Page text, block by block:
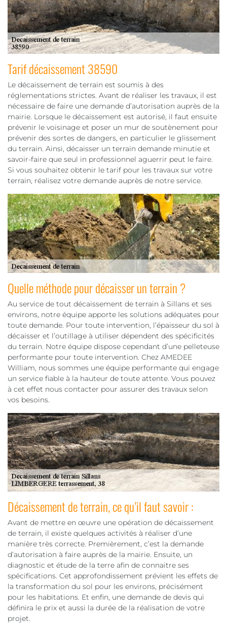
Tarif décaissement 38590
Le décaissement de terrain est soumis à des
réglementations strictes. Avant de réaliser les travaux, il est
nécessaire de faire une demande d’autorisation auprès de la
mairie. Lorsque le décaissement est autorisé, il faut ensuite
prévenir le voisinage et poser un mur de soutènement pour
prévenir des sortes de dangers, en particulier le glissement
du terrain. Ainsi, décaisser un terrain demande minutie et
savoir-faire que seul in professionnel aguerrir peut le faire.
Si vous souhaitez obtenir le tarif pour les travaux sur votre
terrain, réalisez votre demande auprès de notre service.
Quelle méthode pour décaisser un terrain ?
Au service de tout décaissement de terrain à Sillans et ses
environs, notre équipe apporte les solutions adéquates pour
toute demande. Pour toute intervention, l’épaisseur du sol à
décaisser et l’outillage à utiliser dépendent des spécificités
du terrain. Notre équipe dispose cependant d’une pelleteuse
performante pour toute intervention. Chez AMEDEE
William, nous sommes une équipe performante qui engage
un service fiable à la hauteur de toute attente. Vous pouvez
à cet effet nous contacter pour assurer des travaux selon
vos besoins.
Décaissement de terrain, ce qu’il faut savoir :
Avant de mettre en œuvre une opération de décaissement
de terrain, il existe quelques activités à réaliser d’une
manière très correcte. Premièrement, c’est la demande
d’autorisation à faire auprès de la mairie. Ensuite, un
diagnostic et étude de la terre afin de connaitre ses
spécifications. Cet approfondissement prévient les effets de
la transformation du sol pour les environs, précisément
pour les habitations. Et enfin, une demande de devis qui
définira le prix et aussi la durée de la réalisation de votre
projet.